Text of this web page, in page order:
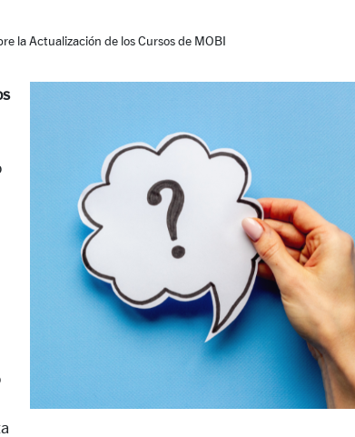
la Actualización de los Cursos de MOBI